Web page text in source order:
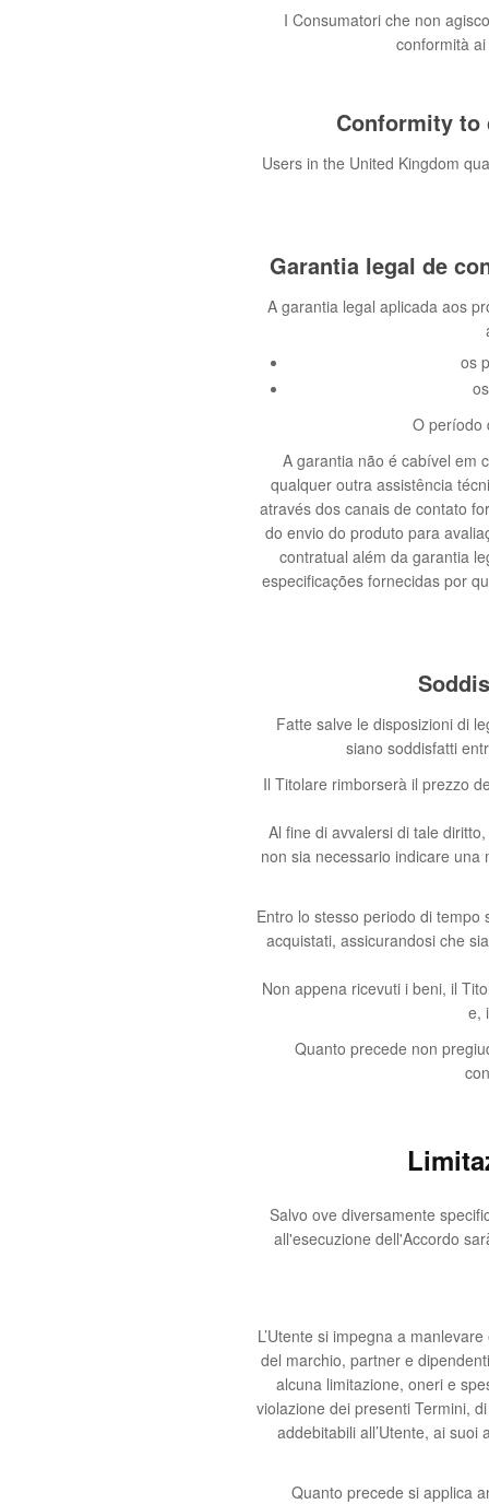
I Consumatori che non
conformità
Conformity to
Users in the United Kingdom
Garantia legal de
A garantia legal aplicada aos
os
O período
A garantia não é cabível em
qualquer outra assistência
através dos canais de contato
do envio do produto para
contratual além da garantia
especificações fornecidas por
Fatte salve le disposizioni di
siano soddisfatti
Il Titolare rimborserà il prezzo
Al fine di avvalersi di tale
non sia necessario indicare
Entro lo stesso periodo di
acquistati, assicurandosi che
Non appena ricevuti i beni, il
e,
Quanto precede non
Salvo ove diversamente
all'esecuzione dell'Accordo
L’Utente si impegna a
del marchio, partner e
alcuna limitazione, oneri e
violazione dei presenti Termini,
addebitabili all’Utente, ai
Quanto precede si applica